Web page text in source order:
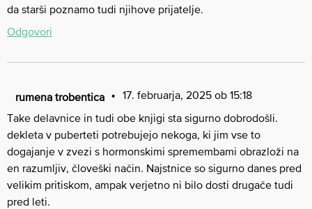
da starši poznamo tudi njihove prijatelje.
Odgovori
rumena trobentica
17. februarja, 2025 ob 15:18
Take delavnice in tudi obe knjigi sta sigurno dobrodošli.
dekleta v puberteti potrebujejo nekoga, ki jim vse to
dogajanje v zvezi s hormonskimi spremembami obrazloži na
en razumljiv, človeški način. Najstnice so sigurno danes pred
velikim pritiskom, ampak verjetno ni bilo dosti drugače tudi
pred leti.